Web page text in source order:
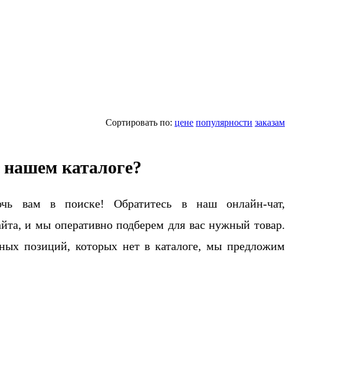
Сортировать по: цене популярности заказам
каталоге?
вам в поиске! Обратитесь в наш онлайн-чат,
и мы оперативно подберем для вас нужный товар.
позиций, которых нет в каталоге, мы предложим